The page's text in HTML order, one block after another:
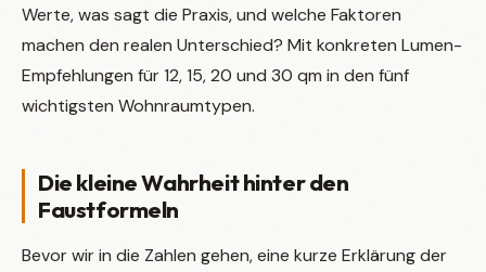
Werte, was sagt die Praxis, und welche Faktoren
machen den realen Unterschied? Mit konkreten Lumen-
Empfehlungen für 12, 15, 20 und 30 qm in den fünf
wichtigsten Wohnraumtypen.
Die kleine Wahrheit hinter den
Faustformeln
Bevor wir in die Zahlen gehen, eine kurze Erklärung der